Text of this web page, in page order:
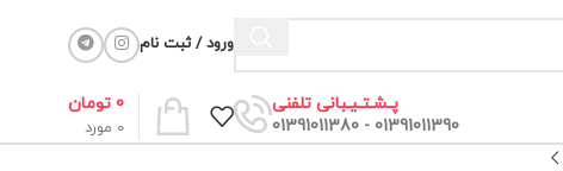
ورود / ثبت نام
پـشـتـیـبانی تلفنی
01391011390 - 01391011380
0 مورد
0 تومان